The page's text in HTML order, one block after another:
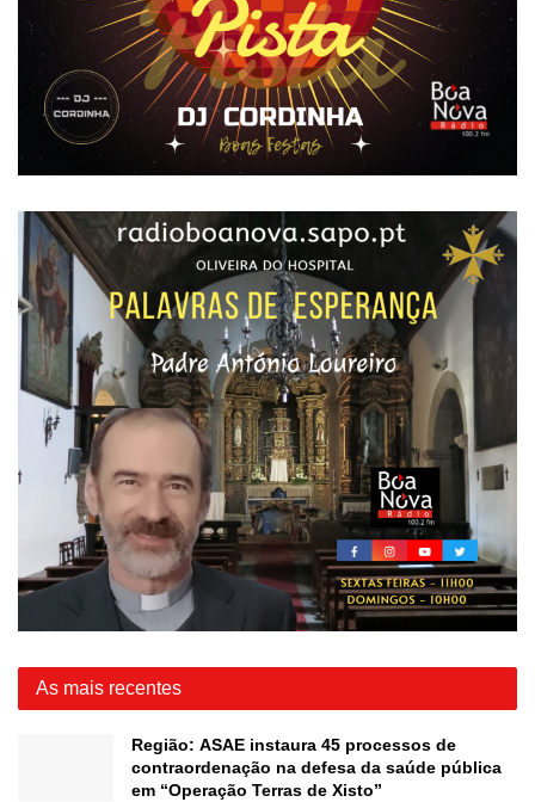
As mais recentes
Região: ASAE instaura 45 processos de
contraordenação na defesa da saúde pública
em “Operação Terras de Xisto”